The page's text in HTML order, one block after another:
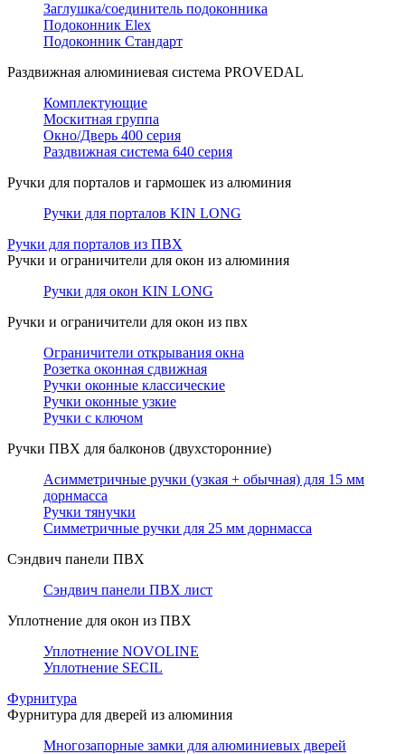
Заглушка/соединитель подоконника
Подоконник Elex
Подоконник Стандарт
Раздвижная алюминиевая система PROVEDAL
Комплектующие
Москитная группа
Окно/Дверь 400 серия
Раздвижная система 640 серия
Ручки для порталов и гармошек из алюминия
Ручки для порталов KIN LONG
Ручки для порталов из ПВХ
Ручки и ограничители для окон из алюминия
Ручки для окон KIN LONG
Ручки и ограничители для окон из пвх
Ограничители открывания окна
Розетка оконная сдвижная
Ручки оконные классические
Ручки оконные узкие
Ручки с ключом
Ручки ПВХ для балконов (двухсторонние)
Асимметричные ручки (узкая + обычная) для 15 мм
дорнмасса
Ручки тянучки
Симметричные ручки для 25 мм дорнмасса
Сэндвич панели ПВХ
Сэндвич панели ПВХ лист
Уплотнение для окон из ПВХ
Уплотнение NOVOLINE
Уплотнение SECIL
Фурнитура
Фурнитура для дверей из алюминия
Многозапорные замки для алюминиевых дверей